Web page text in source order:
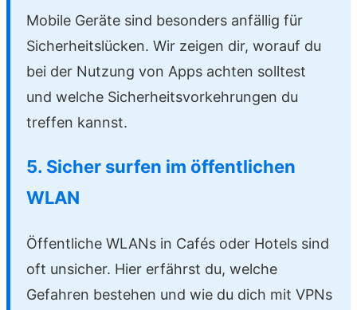
Mobile Geräte sind besonders anfällig für
Sicherheitslücken. Wir zeigen dir, worauf du
bei der Nutzung von Apps achten solltest
und welche Sicherheitsvorkehrungen du
treffen kannst.
5. Sicher surfen im öffentlichen
WLAN
Öffentliche WLANs in Cafés oder Hotels sind
oft unsicher. Hier erfährst du, welche
Gefahren bestehen und wie du dich mit VPNs